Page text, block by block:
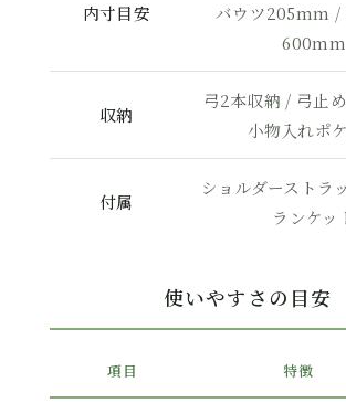
内寸目安
バウツ205mm /
600mm
収納
弓2本収納 / 弓止
小物入れポ
付属
ショルダーストラ
ランケッ
使いやすさの目安
項目 特徴